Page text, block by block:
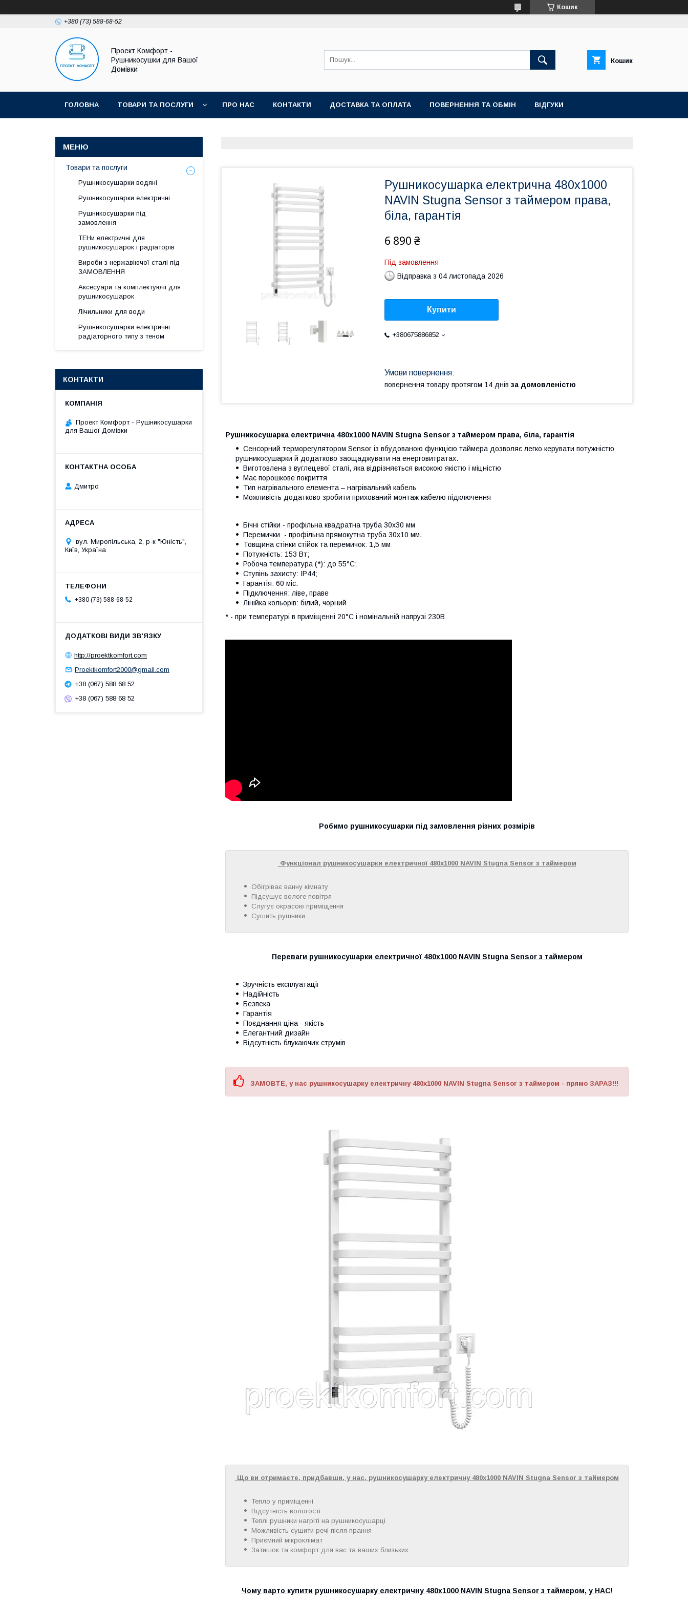
Кошик
+380 (73) 588-68-52
Проект Комфорт -
Рушникосушки для Вашої
Домівки
Кошик
ГОЛОВНА ТОВАРИ ТА ПОСЛУГИ ПРО НАС КОНТАКТИ ДОСТАВКА ТА ОПЛАТА ПОВЕРНЕННЯ ТА ОБМІН ВІДГУКИ
Рушникосушарка електрична 480х1000
NAVIN Stugna Sensor з таймером права,
біла, гарантія
6 890 ₴
Під замовлення
Відправка з 04 листопада 2026
Купити
+380675886852
повернення товару протягом 14 днів за домовленістю
Рушникосушарка електрична 480х1000 NAVIN Stugna Sensor з таймером права, біла, гарантія
Сенсорний терморегулятором Sensor із вбудованою функцією таймера дозволяє легко керувати потужністю
рушникосушарки й додатково заощаджувати на енерговитратах.
Виготовлена з вуглецевої сталі, яка відрізняється високою якістю і міцністю
Має порошкове покриття
Тип нагрівального елемента – нагрівальний кабель
Можливість додатково зробити прихований монтаж кабелю підключення
Бічні стійки - профільна квадратна труба 30х30 мм
Перемички - профільна прямокутна труба 30х10 мм.
Товщина стінки стійок та перемичок: 1,5 мм
Потужність: 153 Вт;
Робоча температура (*): до 55°C;
Ступінь захисту: IP44;
Гарантія: 60 міс.
Підключення: ліве, праве
Лінійка кольорів: білий, чорний
* - при температурі в приміщенні 20°С і номінальній напрузі 230В
Робимо рушникосушарки під замовлення різних розмірів
Функціонал рушникосушарки електричної 480х1000 NAVIN Stugna Sensor з таймером
Обігріває ванну кімнату
Підсушує вологе повітря
Слугує окрасою приміщення
Сушить рушники
Переваги рушникосушарки електричної 480х1000 NAVIN Stugna Sensor з таймером
Зручність експлуатації
Надійність
Безпека
Гарантія
Поєднання ціна - якість
Елегантний дизайн
Відсутність блукаючих струмів
ЗАМОВТЕ, у нас рушникосушарку електричну 480х1000 NAVIN Stugna Sensor з таймером - прямо ЗАРАЗ!!!
Що ви отримаєте, придбавши, у нас, рушникосушарку електричну 480х1000 NAVIN Stugna Sensor з таймером
Тепло у приміщенні
Відсутність вологості
Теплі рушники нагріті на рушникосушарці
Можливість сушити речі після прання
Приємний мікроклімат
Затишок та комфорт для вас та ваших близьких
Чому варто купити рушникосушарку електричну 480х1000 NAVIN Stugna Sensor з таймером, у НАС!
Товари та послуги
Рушникосушарки водяні
Рушникосушарки електричні
Рушникосушарки під
замовлення
ТЕНи електричні для
рушникосушарок і радіаторів
Вироби з нержавіючої сталі під
ЗАМОВЛЕННЯ
Аксесуари та комплектуючі для
рушникосушарок
Лічильники для води
Рушникосушарки електричні
радіаторного типу з теном
КОНТАКТИ
Проект Комфорт - Рушникосушарки
для Вашої Домівки
Дмитро
вул. Миропільська, 2, р-к "Юність",
Київ, Україна
+380 (73) 588-68-52
http://proektkomfort.com
Proektkomfort2000@gmail.com
+38 (067) 588 68 52
+38 (067) 588 68 52